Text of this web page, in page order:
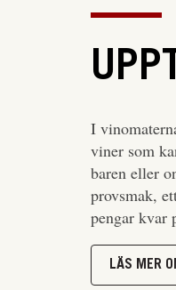
I
viner som
baren eller
provsmak,
pengar kvar
LÄS MER